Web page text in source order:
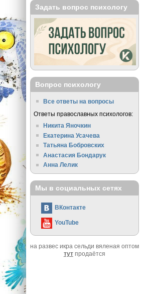
Задать вопрос психологу
Вопрос психологу
Все ответы на вопросы
Ответы православных психологов:
Никита Яночкин
Екатерина Усачева
Татьяна Бобровских
Анастасия Бондарук
Анна Лелик
Мы в социальных сетях
ВКонтакте
YouTube
на развес икра сельди вяленая оптом
тутпродаётся